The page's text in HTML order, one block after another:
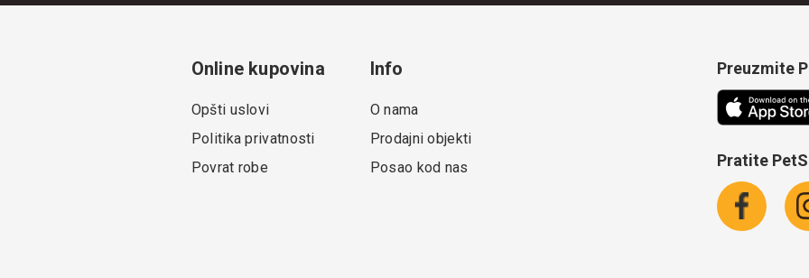
Online kupovina
Opšti uslovi
Politika privatnosti
Povrat robe
Info
O nama
Prodajni objekti
Posao kod nas
Preuzmite
Pratite